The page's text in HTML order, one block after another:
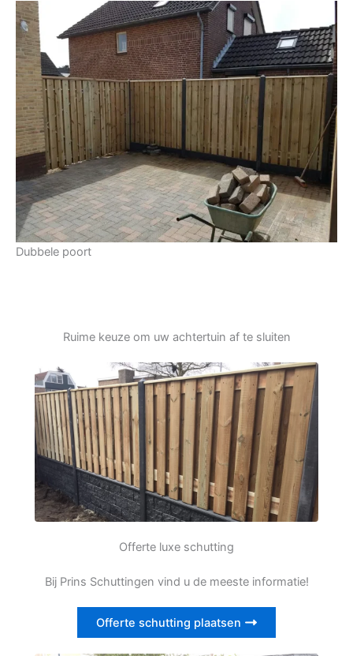
Dubbele poort
Ruime keuze om uw achtertuin af te sluiten
Offerte luxe schutting
Bij Prins Schuttingen vind u de meeste informatie!
Offerte schutting plaatsen